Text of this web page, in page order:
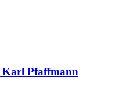
Karl Pfaffmann